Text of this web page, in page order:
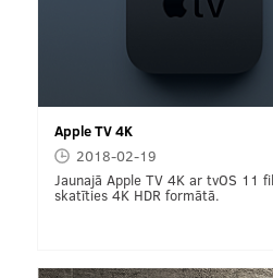
Apple TV 4K
2018-02-19
Jaunajā Apple TV 4K ar tvOS 11
skatīties 4K HDR formātā.